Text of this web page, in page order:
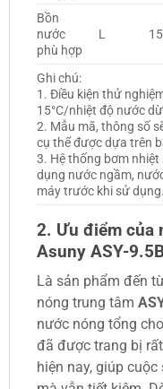
Bồn
nước
phù hợp
L
Ghi chú:
1. Điều kiện thử
15°C/nhiệt độ nước
2. Mẫu mã, thông số
cụ thể được dựa trên
3. Hệ thống bơm
dụng nước ngầm,
máy trước khi sử
2. Ưu điểm của
Asuny ASY-
Là sản phẩm đến
nóng trung tâm
nước nóng tổng
đã được trang bị
hiện nay, giúp